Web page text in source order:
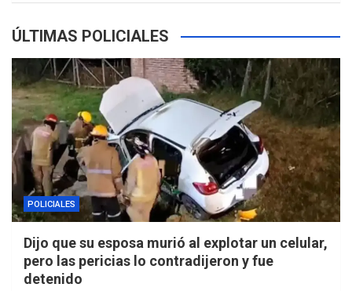
ÚLTIMAS POLICIALES
POLICIALES
Dijo que su esposa murió al explotar un celular,
pero las pericias lo contradijeron y fue
detenido